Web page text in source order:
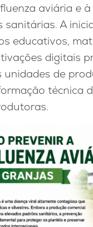
aviária e
sanitárias. A
educativos,
digitais
de
técnica